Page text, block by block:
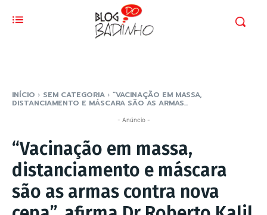
INÍCIO SEM CATEGORIA “VACINAÇÃO EM MASSA,
DISTANCIAMENTO E MÁSCARA SÃO AS ARMAS...
- Anúncio -
“Vacinação em massa,
distanciamento e máscara
são as armas contra nova